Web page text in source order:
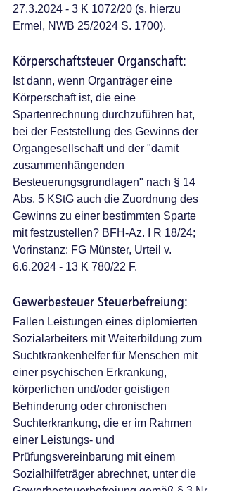
27.3.2024 - 3 K 1072/20 (s. hierzu
Ermel, NWB 25/2024 S. 1700).
Körperschaftsteuer Organschaft:
Ist dann, wenn Organträger eine
Körperschaft ist, die eine
Spartenrechnung durchzuführen hat,
bei der Feststellung des Gewinns der
Organgesellschaft und der "damit
zusammenhängenden
Besteuerungsgrundlagen" nach § 14
Abs. 5 KStG auch die Zuordnung des
Gewinns zu einer bestimmten Sparte
mit festzustellen? BFH-Az. I R 18/24;
Vorinstanz: FG Münster, Urteil v.
6.6.2024 - 13 K 780/22 F.
Gewerbesteuer Steuerbefreiung:
Fallen Leistungen eines diplomierten
Sozialarbeiters mit Weiterbildung zum
Suchtkrankenhelfer für Menschen mit
einer psychischen Erkrankung,
körperlichen und/oder geistigen
Behinderung oder chronischen
Suchterkrankung, die er im Rahmen
einer Leistungs- und
Prüfungsvereinbarung mit einem
Sozialhilfeträger abrechnet, unter die